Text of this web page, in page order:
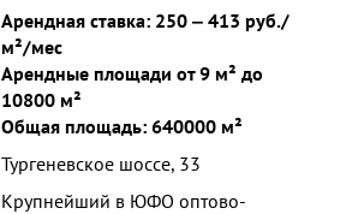
Арендная ставка: 250 ‒ 413 руб./
м²/мес
Арендные площади от 9 м² до
10800 м²
Общая площадь: 640000 м²
Тургеневское шоссе, 33
Крупнейший в ЮФО оптово-